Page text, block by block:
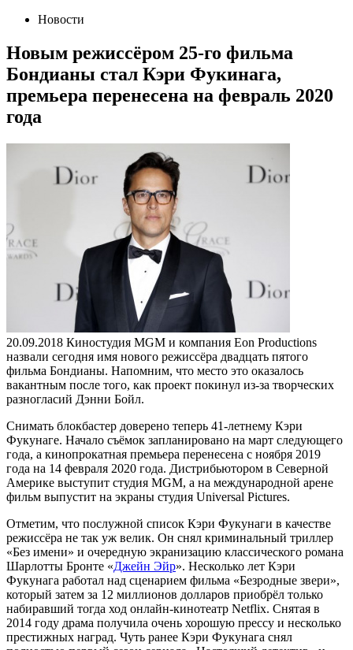
Новости
Новым режиссёром 25-го фильма
Бондианы стал Кэри Фукинага,
премьера перенесена на февраль 2020
года
20.09.2018 Киностудия MGM и компания Eon Productions
назвали сегодня имя нового режиссёра двадцать пятого
фильма Бондианы. Напомним, что место это оказалось
вакантным после того, как проект покинул из-за творческих
разногласий Дэнни Бойл.
Снимать блокбастер доверено теперь 41-летнему Кэри
Фукунаге. Начало съёмок запланировано на март следующего
года, а кинопрокатная премьера перенесена с ноября 2019
года на 14 февраля 2020 года. Дистрибьютором в Северной
Америке выступит студия MGM, а на международной арене
фильм выпустит на экраны студия Universal Pictures.
Отметим, что послужной список Кэри Фукунаги в качестве
режиссёра не так уж велик. Он снял криминальный триллер
«Без имени» и очередную экранизацию классического романа
Шарлотты Бронте «Джейн Эйр». Несколько лет Кэри
Фукунага работал над сценарием фильма «Безродные звери»,
который затем за 12 миллионов долларов приобрёл только
набиравший тогда ход онлайн-кинотеатр Netflix. Снятая в
2014 году драма получила очень хорошую прессу и несколько
престижных наград. Чуть ранее Кэри Фукунага снял